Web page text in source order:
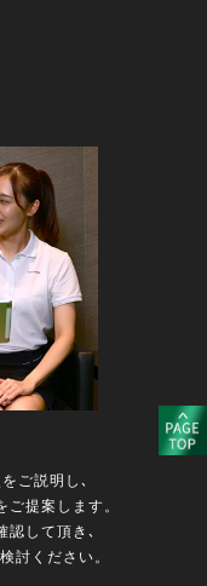
ご説明し､
提案します。
認して頂き､
討ください。